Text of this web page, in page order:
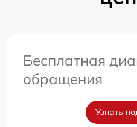
Бесплатная
обращения
Узнать